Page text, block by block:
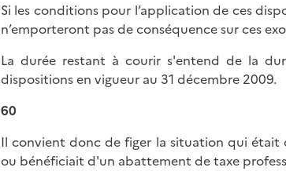
Si les conditions pour l’application de ces
n’emporteront pas de conséquence sur ces
La durée restant à courir s'entend de la
dispositions en vigueur au 31 décembre 2009.
60
Il convient donc de figer la situation qui était
ou bénéficiait d'un abattement de taxe